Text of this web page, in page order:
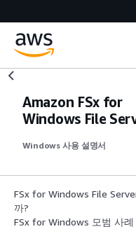
Amazon FSx for
Windows File
Windows 사용 설명서
FSx for Windows File
까?
FSx for Windows 모범 사례